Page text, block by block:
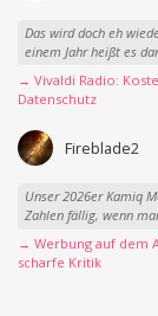
Das wird doch eh
einem Jahr heißt es
→ Vivaldi Radio:
Datenschutz
Fireblade2
Unser 2026er Kamiq
Zahlen fällig, wenn
→ Werbung auf dem
scharfe Kritik